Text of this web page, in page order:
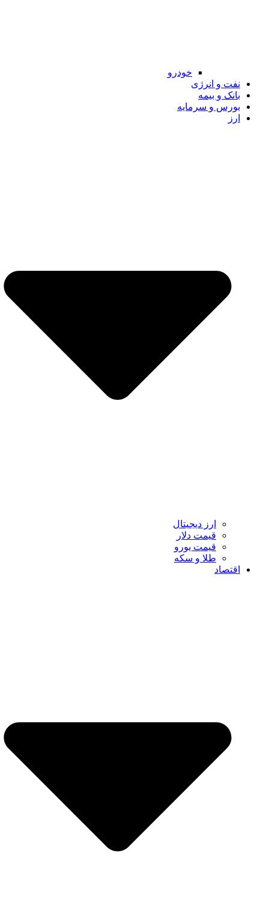
خودرو
نفت و انرژی
بانک و بیمه
بورس و سرمایه
ارز دیجیتال
قیمت دلار
قیمت یورو
طلا و سکه
اقتصاد